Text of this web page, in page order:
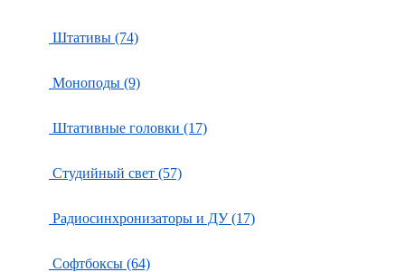
Штативы (74)
Моноподы (9)
Штативные головки (17)
Студийный свет (57)
Радиосинхронизаторы и ДУ (17)
Софтбоксы (64)